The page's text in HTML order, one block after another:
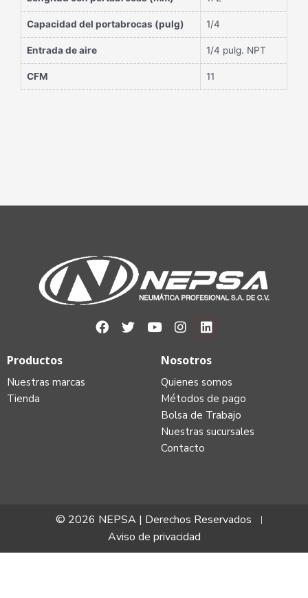
Capacidad del portabrocas (pulg) 1/4
Entrada de aire 1/4 pulg. NPT
CFM 11
Nosotros
Quienes somos
Métodos de pago
Bolsa de Trabajo
Nuestras sucursales
Contacto
Productos
Nuestras marcas
Tienda
© 2026 NEPSA | Derechos Reservados
Aviso de privacidad